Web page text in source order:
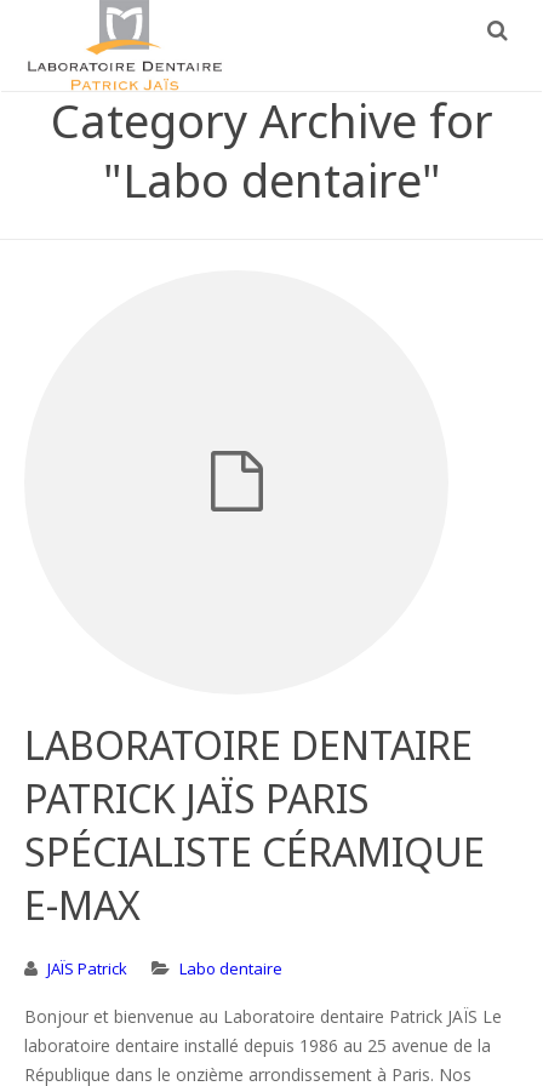
Category Archive for
"Labo dentaire"
LABORATOIRE DENTAIRE
PATRICK JAÏS PARIS
SPÉCIALISTE CÉRAMIQUE
E-MAX
JAÏS Patrick Labo dentaire
Bonjour et bienvenue au Laboratoire dentaire Patrick JAÏS Le
laboratoire dentaire installé depuis 1986 au 25 avenue de la
République dans le onzième arrondissement à Paris. Nos